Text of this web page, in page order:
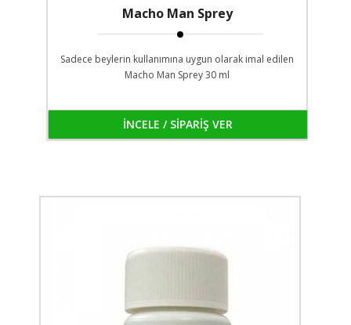
Macho Man Sprey
Sadece beylerin kullanımına uygun olarak imal edilen
Macho Man Sprey 30 ml
İNCELE / SİPARİŞ VER